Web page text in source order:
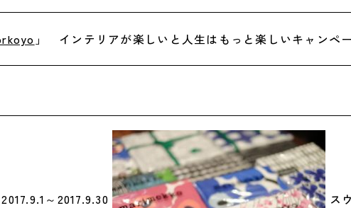
」 インテリアが楽しいと人生はもっと楽しいキャンペー
～2017.9.30 ス